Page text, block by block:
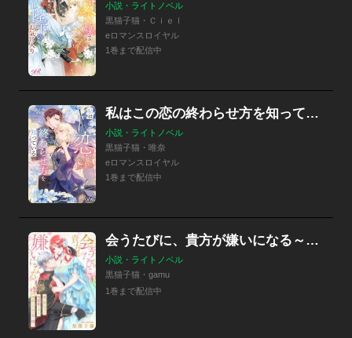
小説・ライトノベル
黒猫子猫・Ｃｉｅｌ
eロマンスロイヤル
1巻まで配信中
私はこの恋の終わらせ方を知っている
小説・ライトノベル
黒猫子猫・唯奈
eロマンスロイヤル
1巻まで配信中
会うたびに、貴方が嫌いになる～氷の貴公子は発情期を迎えた初恋の王女を甘く抱く～
小説・ライトノベル
黒猫子猫・gamu
1巻まで配信中